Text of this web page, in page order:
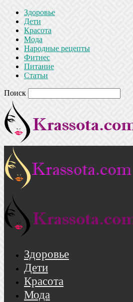
Здоровье
Дети
Красота
Мода
Народные рецепты
Фитнес
Питание
Статьи
Поиск
Здоровье
Дети
Красота
Мода